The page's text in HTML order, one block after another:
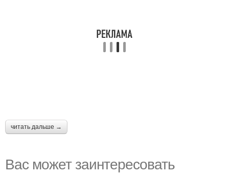
читать дальше →
Вас может заинтересовать